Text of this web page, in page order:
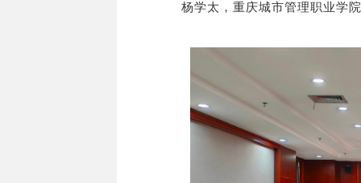
杨学太，重庆城市管理职业学